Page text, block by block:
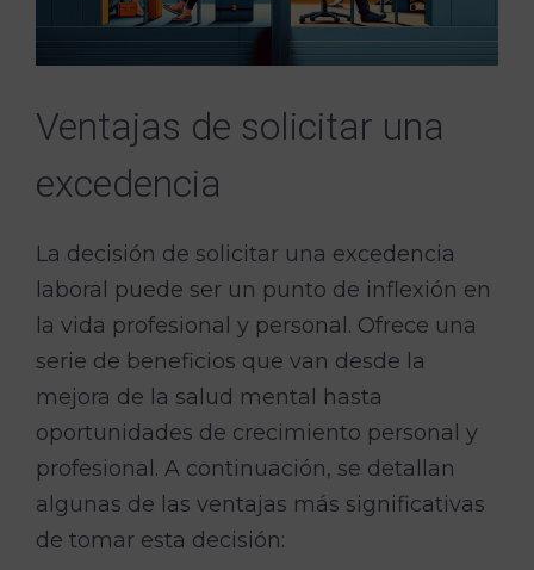
Ventajas de solicitar una
excedencia
La decisión de solicitar una excedencia
laboral puede ser un punto de inflexión en
la vida profesional y personal. Ofrece una
serie de beneficios que van desde la
mejora de la salud mental hasta
oportunidades de crecimiento personal y
profesional. A continuación, se detallan
algunas de las ventajas más significativas
de tomar esta decisión: